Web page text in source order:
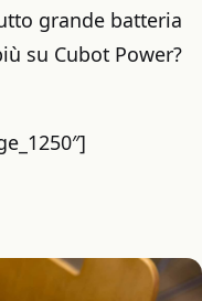
grande batteria
su Cubot Power?